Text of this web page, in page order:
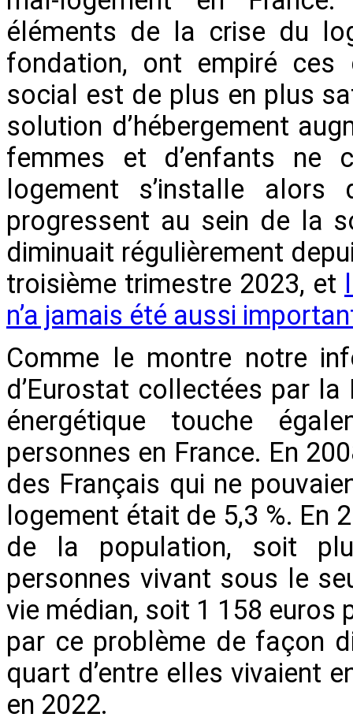
éléments de la crise du
fondation, ont empiré ces
social est de plus en plus
solution d’hébergement
femmes et d’enfants ne
logement s’installe
progressent au sein de la
diminuait régulièrement
troisième trimestre 2023, et
n’a jamais été aussi
Comme le montre notre
d’Eurostat collectées par
énergétique touche
personnes en France. En
des Français qui ne
logement était de 5,3 %. En
de la population, soit
personnes vivant sous le
vie médian, soit 1 158
par ce problème de façon
quart d’entre elles vivaient
en 2022.